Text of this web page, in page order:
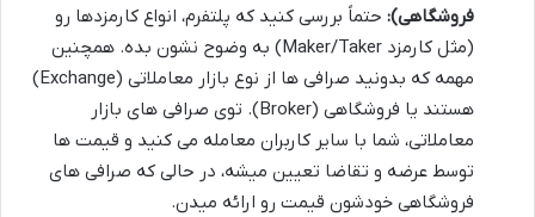
فروشگاهی): حتماً بررسی کنید که پلتفرم، انواع کارمزدها رو
(مثل کارمزد Maker/Taker) به وضوح نشون بده. همچنین
مهمه که بدونید صرافی ها از نوع بازار معاملاتی (Exchange)
هستند یا فروشگاهی (Broker). توی صرافی های بازار
معاملاتی، شما با سایر کاربران معامله می کنید و قیمت ها
توسط عرضه و تقاضا تعیین میشه، در حالی که صرافی های
فروشگاهی خودشون قیمت رو ارائه میدن.